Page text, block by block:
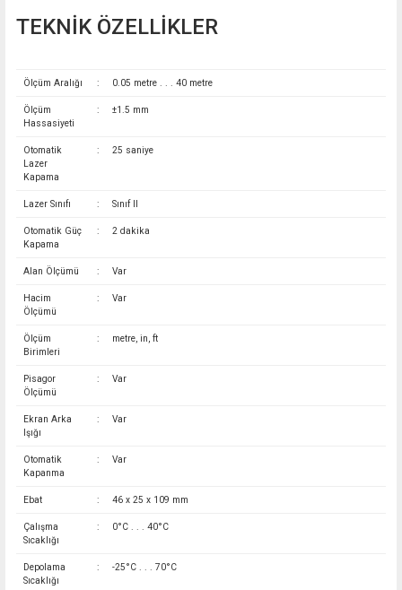
TEKNİK ÖZELLİKLER
Ölçüm Aralığı : 0.05 metre . . . 40 metre
Ölçüm
Hassasiyeti
: ±1.5 mm
Otomatik
Lazer
Kapama
: 25 saniye
Lazer Sınıfı : Sınıf II
Otomatik Güç
Kapama
: 2 dakika
Alan Ölçümü : Var
Hacim
Ölçümü
: Var
Ölçüm
Birimleri
: metre, in, ft
Pisagor
Ölçümü
: Var
Ekran Arka
Işığı
: Var
Otomatik
Kapanma
: Var
Ebat : 46 x 25 x 109 mm
Çalışma
Sıcaklığı
: 0°C . . . 40°C
Depolama
Sıcaklığı
: -25°C . . . 70°C